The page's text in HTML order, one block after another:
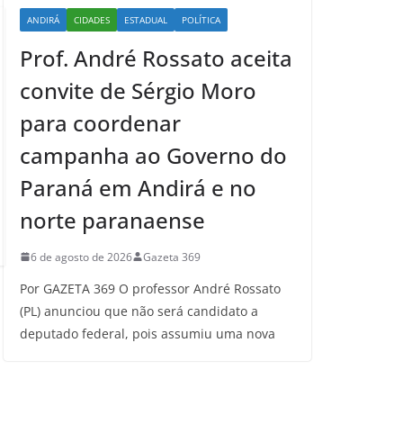
ANDIRÁ CIDADES ESTADUAL POLÍTICA
Prof. André Rossato aceita
convite de Sérgio Moro
para coordenar
campanha ao Governo do
Paraná em Andirá e no
norte paranaense
6 de agosto de 2026 Gazeta 369
Por GAZETA 369 O professor André Rossato
(PL) anunciou que não será candidato a
deputado federal, pois assumiu uma nova